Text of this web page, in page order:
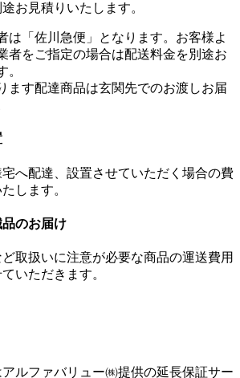
お見積りいたします。
は「佐川急便」となります。お客様よ
者をご指定の場合は配送料金を別途お
。
ます配達商品は玄関先でのお渡しお届
へ配達、設置させていただく場合の費
します。
のお届け
取扱いに注意が必要な商品の運送費用
いただきます。
ルファバリュー㈱提供の延長保証サー